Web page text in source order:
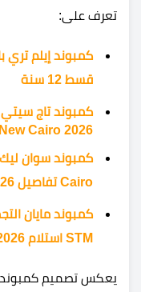
تعرف على:
قسط 12 سنة
New Cairo 2026
Cairo تفاصيل 2026
STM استلام 2026